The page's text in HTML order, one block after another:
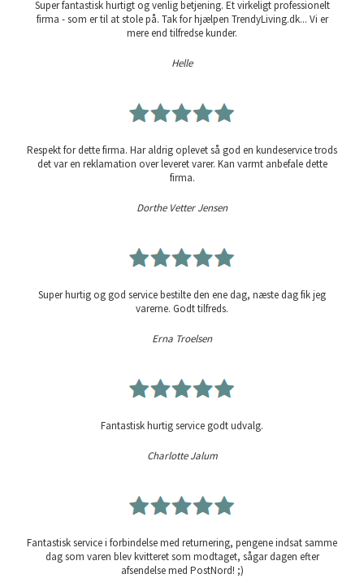
Super fantastisk hurtigt og venlig betjening. Et virkeligt professionelt
firma - som er til at stole på. Tak for hjælpen TrendyLiving.dk... Vi er
mere end tilfredse kunder.
Helle
Respekt for dette firma. Har aldrig oplevet så god en kundeservice trods
det var en reklamation over leveret varer. Kan varmt anbefale dette
firma.
Dorthe Vetter Jensen
Super hurtig og god service bestilte den ene dag, næste dag fik jeg
varerne. Godt tilfreds.
Erna Troelsen
Fantastisk hurtig service godt udvalg.
Charlotte Jalum
Fantastisk service i forbindelse med returnering, pengene indsat samme
dag som varen blev kvitteret som modtaget, sågar dagen efter
afsendelse med PostNord! ;)